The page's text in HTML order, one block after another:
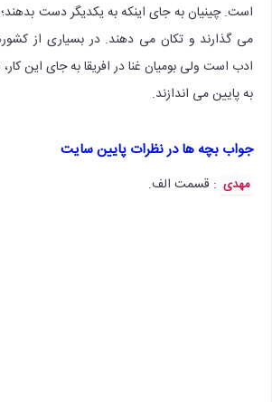
است. چینیان به جای اینکه به یکدیگر دست
می گذارند و تکان می دهند. در بسیاری از
ادب است ولی بومیان غنا در افریقا به جای این
به پایین می اندازند.
جواب بچه ها در نظرات پایین سایت
مهدی : قسمت الف.